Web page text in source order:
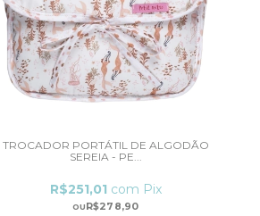
TROCADOR PORTÁTIL DE ALGODÃO
SEREIA - PE...
R$278,90
R$251,01 com Pix